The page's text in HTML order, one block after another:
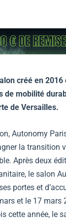
créé en 2016
de mobilité
de Versailles.
Autonomy
la transition
Après deux
le salon
portes et
et le 17 mars
cette année, le